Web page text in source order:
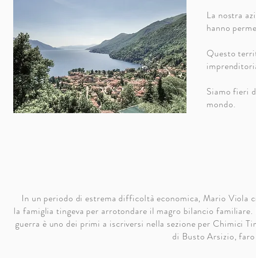
La nostra
hanno
Questo
Siamo fieri
mondo.
In un periodo di estrema difficoltà economica, Mario Viola
la famiglia tingeva per arrotondare il magro bilancio
guerra è uno dei primi a iscriversi nella sezione per Chimici
di Busto Arsizio,